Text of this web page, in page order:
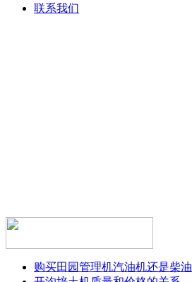
联系我们
购买田园管理机汽油机还是柴油